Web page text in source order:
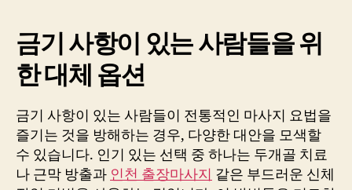
금기 사항이 있는 사람들을 위
한 대체 옵션
금기 사항이 있는 사람들이 전통적인 마사지 요법을
즐기는 것을 방해하는 경우, 다양한 대안을 모색할
수 있습니다. 인기 있는 선택 중 하나는 두개골 치료
나 근막 방출과 인천 출장마사지 같은 부드러운 신체